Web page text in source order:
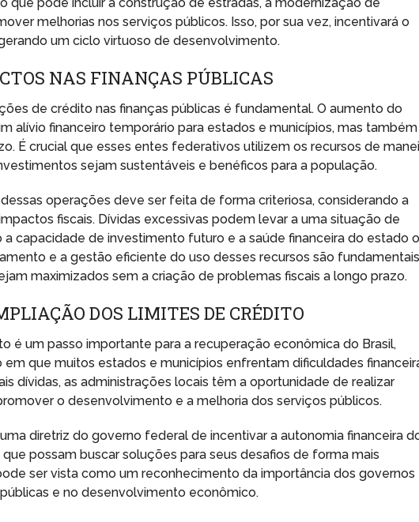
melhorias nos serviços públicos. Isso, por sua vez, incentivará o
um ciclo virtuoso de desenvolvimento.
NAS FINANÇAS PÚBLICAS
de crédito nas finanças públicas é fundamental. O aumento do
alívio financeiro temporário para estados e municípios, mas também
É crucial que esses entes federativos utilizem os recursos de
sejam sustentáveis e benéficos para a população.
operações deve ser feita de forma criteriosa, considerando a
fiscais. Dívidas excessivas podem levar a uma situação de
capacidade de investimento futuro e a saúde financeira do estado
e a gestão eficiente do uso desses recursos são
maximizados sem a criação de problemas fiscais a longo prazo.
DOS LIMITES DE CRÉDITO
é um passo importante para a recuperação econômica do Brasil,
que muitos estados e municípios enfrentam dificuldades
dívidas, as administrações locais têm a oportunidade de realizar
o desenvolvimento e a melhoria dos serviços públicos.
diretriz do governo federal de incentivar a autonomia financeira
possam buscar soluções para seus desafios de forma mais
ser vista como um reconhecimento da importância dos governos
e no desenvolvimento econômico.